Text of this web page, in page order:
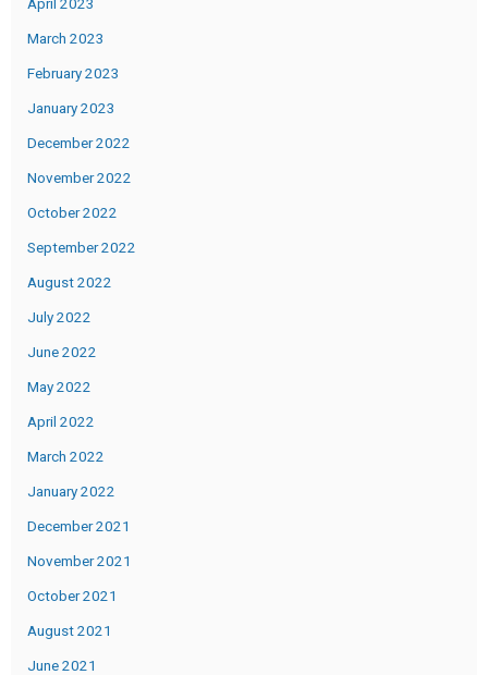
March 2023
February 2023
January 2023
December 2022
November 2022
October 2022
September 2022
August 2022
July 2022
June 2022
May 2022
April 2022
March 2022
January 2022
December 2021
November 2021
October 2021
August 2021
June 2021